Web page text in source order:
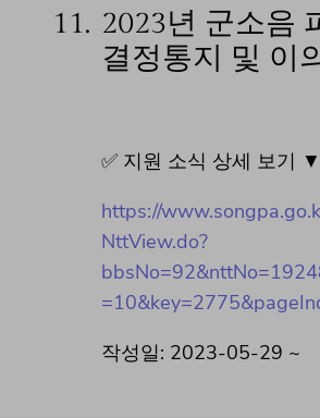
11. 2023년 군소음
결정통지 및 이
✅ 지원 소식 상세 보기 ▼
https://
NttView.do?
작성일: 2023-05-29 ~